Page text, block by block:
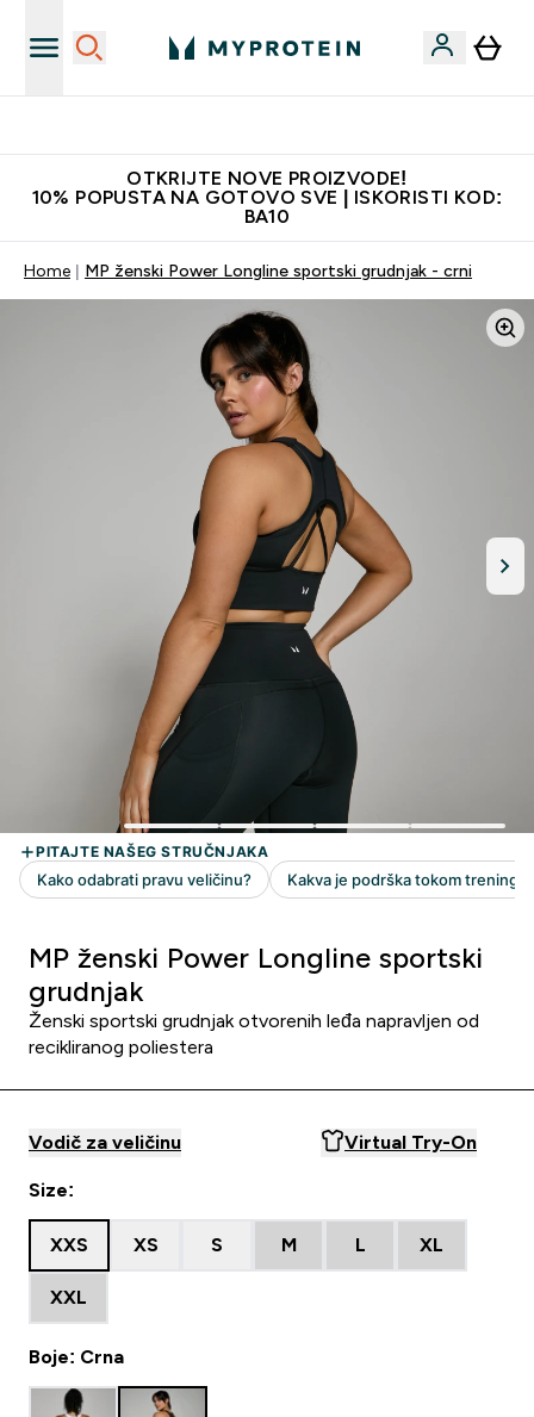
OTKRIJTE NOVE PROIZVODE!
10% POPUSTA NA GOTOVO SVE | ISKORISTI KOD:
BA10
Home MP ženski Power Longline sportski grudnjak - crni
MP ženski Power Longline sportski
grudnjak
Ženski sportski grudnjak otvorenih leđa napravljen od
recikliranog poliestera
Vodič za veličinu Virtual Try-On
Size:
XXS XS S M L XL
XXL
Boje: Crna